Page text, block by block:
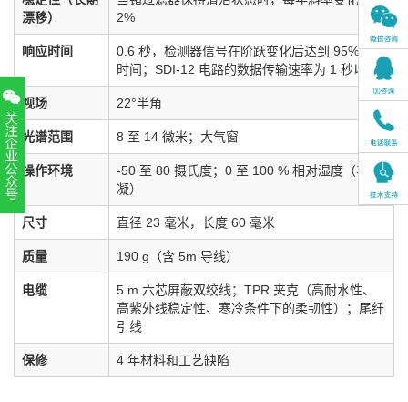
漂移）
2%
响应时间
0.6 秒，检测器信号在阶跃变化后达到 95% 的
时间；SDI-12 电路的数据传输速率为 1 秒以上
视场 22°半角
光谱范围 8 至 14 微米；大气窗
操作环境
-50 至 80 摄氏度；0 至 100 % 相对湿度（非冷
凝）
尺寸 直径 23 毫米，长度 60 毫米
质量 190 g（含 5m 导线）
电缆
5 m 六芯屏蔽双绞线；TPR 夹克（高耐水性、
高紫外线稳定性、寒冷条件下的柔韧性）；尾纤
引线
保修 4 年材料和工艺缺陷
扫一扫，关注官方账号